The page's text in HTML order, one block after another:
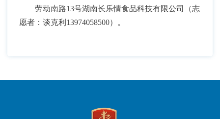
劳动南路13号湖南长乐情食品科技有限公司（志
愿者：谈克利13974058500）。